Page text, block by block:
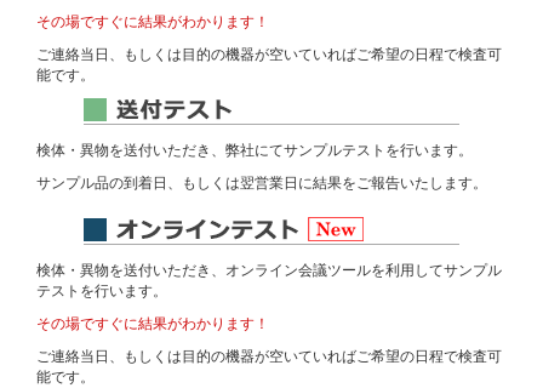
その場ですぐに結果がわかります！
ご連絡当日、もしくは目的の機器が空いていればご希望の日程で検査可
能です。
検体・異物を送付いただき、弊社にてサンプルテストを行います。
サンプル品の到着日、もしくは翌営業日に結果をご報告いたします。
検体・異物を送付いただき、オンライン会議ツールを利用してサンプル
テストを行います。
その場ですぐに結果がわかります！
ご連絡当日、もしくは目的の機器が空いていればご希望の日程で検査可
能です。